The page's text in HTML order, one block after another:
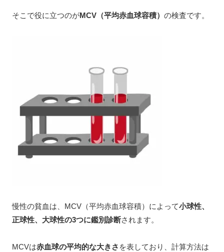
そこで役に立つのがMCV（平均赤血球容積） の検査です。
慢性の貧血は、MCV（平均赤血球容積）によって小球性、
正球性、大球性の3つに鑑別診断されます。
MCVは赤血球の平均的な大きさ を表しており、計算方法は